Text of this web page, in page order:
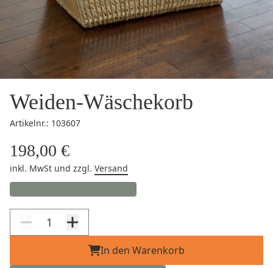
Weiden-Wäschekorb
Artikelnr.: 103607
198,00 €
inkl. MwSt und zzgl. Versand
In den Warenkorb